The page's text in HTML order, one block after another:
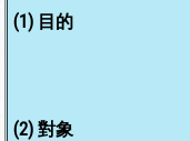
(1) 目的
(2) 對象